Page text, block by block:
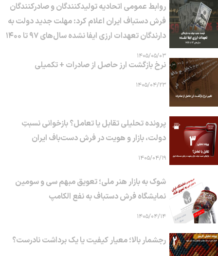
روابط عمومی اتحادیه تولیدکنندگان و صادرکنندگان
فرش دستباف ایران اعلام کرد: مهلت جدید دولت به
دارندگان تعهدات ارزی ایفا نشده سال‌های ۹۷ تا ۱۴۰۰
۱۴۰۵/۰۵/۰۳
نرخ بازگشت ارز حاصل از صادرات + تکمیلی
۱۴۰۵/۰۴/۲۳
پرونده تحلیلی تقابل یا تعامل؟ بازخوانی نسبتِ
دولت، بازار و هویت در فرش دست‌باف ایران
۱۴۰۵/۰۴/۱۹
شوک به بازار هنر ملی؛ تعویق مبهم سی و سومین
نمایشگاه فرش دستباف به نفع الکامپ
۱۴۰۵/۰۴/۱۴
رجشمار بالا؛ معیار کیفیت یا یک برداشت نادرست؟